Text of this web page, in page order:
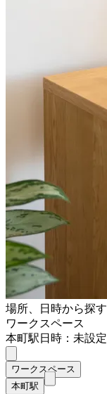
場所、日時から探す
ワークスペース
本町駅日時：未設定
ワークスペース
本町駅